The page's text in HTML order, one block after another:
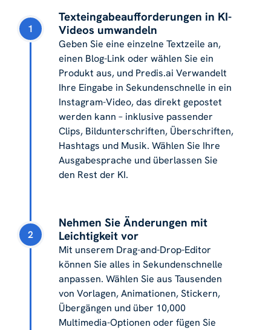
1
Texteingabeaufforderungen in KI-
Videos umwandeln
Geben Sie eine einzelne Textzeile an,
einen Blog-Link oder wählen Sie ein
Produkt aus, und Predis.ai Verwandelt
Ihre Eingabe in Sekundenschnelle in ein
Instagram-Video, das direkt gepostet
werden kann – inklusive passender
Clips, Bildunterschriften, Überschriften,
Hashtags und Musik. Wählen Sie Ihre
Ausgabesprache und überlassen Sie
den Rest der KI.
2
Nehmen Sie Änderungen mit
Leichtigkeit vor
Mit unserem Drag-and-Drop-Editor
können Sie alles in Sekundenschnelle
anpassen. Wählen Sie aus Tausenden
von Vorlagen, Animationen, Stickern,
Übergängen und über 10,000
Multimedia-Optionen oder fügen Sie